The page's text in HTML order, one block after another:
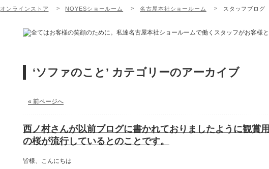
オンラインストア NOYESショールーム 名古屋本社ショールーム スタッフブログ
‘ソファのこと’ カテゴリーのアーカイブ
« 前ページへ
西ノ村さんが以前ブログに書かれておりましたように観賞用
の桜が流行しているとのことです。
皆様、こんにちは